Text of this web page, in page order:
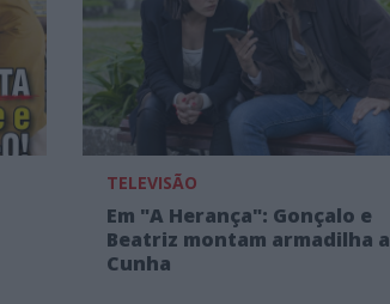
TELEVISÃO
Em "A Herança": Gonçalo e
Beatriz montam armadilha a
Cunha